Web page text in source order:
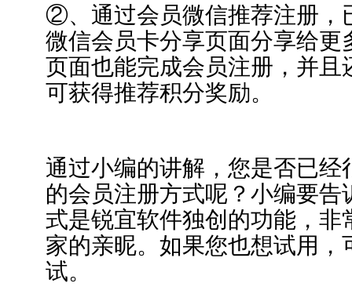
②、通过会员微信推荐注册，
微信会员卡分享页面分享给
页面也能完成会员注册，并
可获得推荐积分奖励。
通过小编的讲解，您是否已
的会员注册方式呢？小编要
式是锐宜软件独创的功能，
家的亲昵。如果您也想试用
试。